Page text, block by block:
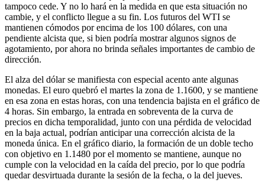
tampoco cede. Y no lo hará en la medida en que esta situación no
cambie, y el conflicto llegue a su fin. Los futuros del WTI se
mantienen cómodos por encima de los 100 dólares, con una
pendiente alcista que, si bien podría mostrar algunos signos de
agotamiento, por ahora no brinda señales importantes de cambio de
dirección.
El alza del dólar se manifiesta con especial acento ante algunas
monedas. El euro quebró el martes la zona de 1.1600, y se mantiene
en esa zona en estas horas, con una tendencia bajista en el gráfico de
4 horas. Sin embargo, la entrada en sobreventa de la curva de
precios en dicha temporalidad, junto con una pérdida de velocidad
en la baja actual, podrían anticipar una corrección alcista de la
moneda única. En el gráfico diario, la formación de un doble techo
con objetivo en 1.1480 por el momento se mantiene, aunque no
cumple con la velocidad en la caída del precio, por lo que podría
quedar desvirtuada durante la sesión de la fecha, o la del jueves.